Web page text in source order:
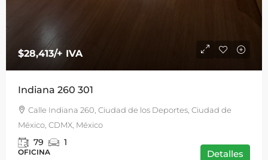
$28,413/+ IVA
Indiana 260 301
Calle Indiana 260, Ciudad de los Deportes, Ciudad de
México, CDMX, México
79 1
OFICINA Detalles